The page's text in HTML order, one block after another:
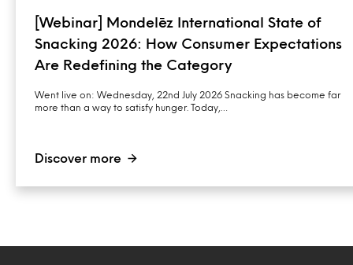
[Webinar] Mondelēz International State of
Snacking 2026: How Consumer Expectations
Are Redefining the Category
Went live on: Wednesday, 22nd July 2026 Snacking has become far
more than a way to satisfy hunger. Today,…
Discover more